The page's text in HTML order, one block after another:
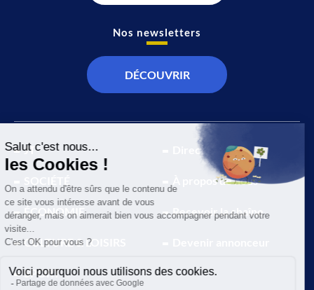
JT
ÉCONOMIE
CULTURE & LOISIRS
SPORT
Direct
À propos de nous
Recevoir la chaîne
Nos newsletters
DÉCOUVRIR